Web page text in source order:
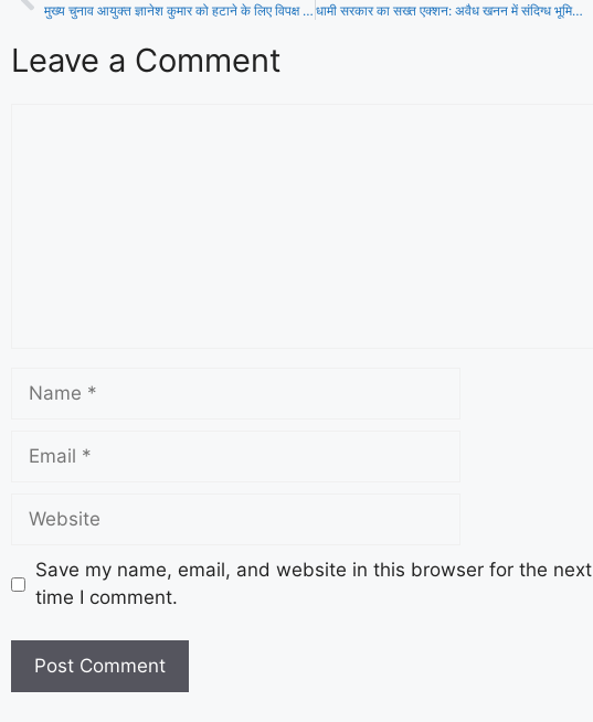
मुख्य चुनाव आयुक्त ज्ञानेश कुमार को हटाने के लिए विपक्ष ने दिया नोटिस, 200 से अधिक सांसदों ने किए साइन धामी सरकार का सख्त एक्शन: अवैध खनन में संदिग्ध भूमिका पर चौकी प्रभारी समेत 6 पुलिसकर्मी निलंबित
Leave a Comment
Save my name, email, and website in this browser for the next
time I comment.